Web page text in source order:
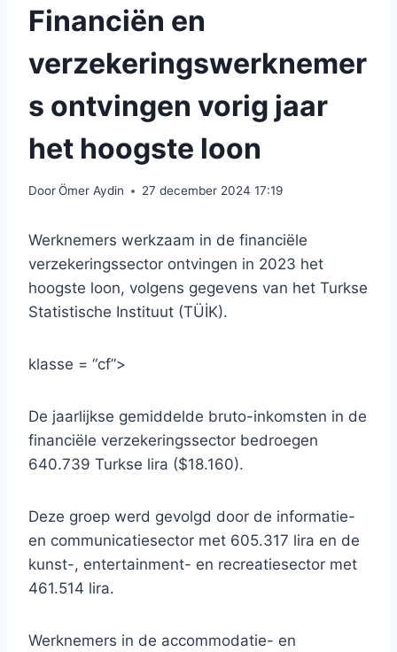
Financiën en
verzekeringswerknemer
s ontvingen vorig jaar
het hoogste loon
DoorÖmer Aydin 27 december 2024 17:19
Werknemers werkzaam in de financiële
verzekeringssector ontvingen in 2023 het
hoogste loon, volgens gegevens van het Turkse
Statistische Instituut (TÜİK).
klasse = “cf”>
De jaarlijkse gemiddelde bruto-inkomsten in de
financiële verzekeringssector bedroegen
640.739 Turkse lira ($18.160).
Deze groep werd gevolgd door de informatie-
en communicatiesector met 605.317 lira en de
kunst-, entertainment- en recreatiesector met
461.514 lira.
Werknemers in de accommodatie- en